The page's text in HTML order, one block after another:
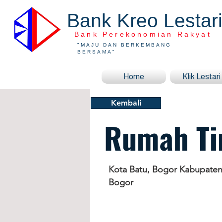
Bank Kreo Lestari
Bank Perekonomian Rakyat
"MAJU DAN BERKEMBANG
BERSAMA"
Home Klik Lestari
Kembali
Rumah
Kota Batu, Bogor
Bogor